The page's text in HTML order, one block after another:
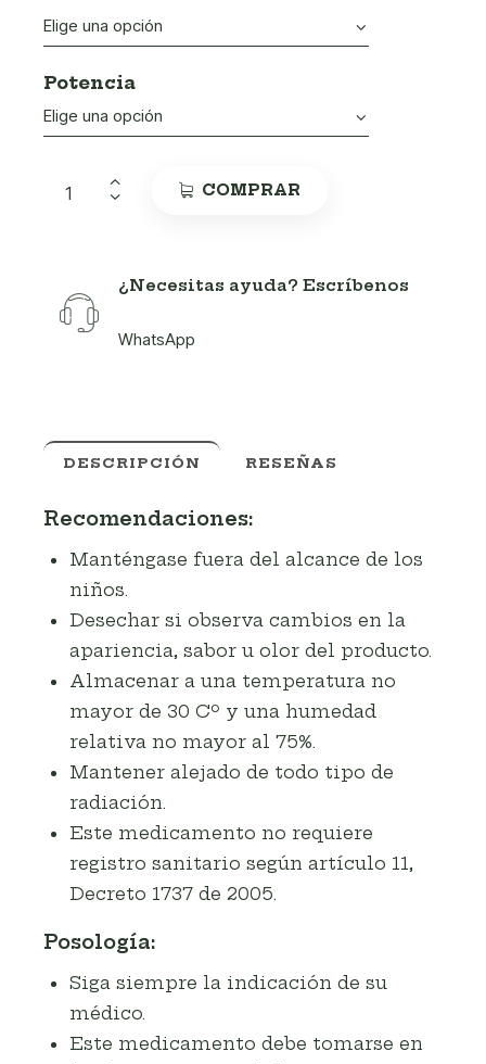
Potencia
COMPRAR
¿Necesitas ayuda? Escríbenos
WhatsApp
DESCRIPCIÓN RESEÑAS
Recomendaciones:
Manténgase fuera del alcance de los
niños.
Desechar si observa cambios en la
apariencia, sabor u olor del producto.
Almacenar a una temperatura no
mayor de 30 Cº y una humedad
relativa no mayor al 75%.
Mantener alejado de todo tipo de
radiación.
Este medicamento no requiere
registro sanitario según artículo 11,
Decreto 1737 de 2005.
Posología:
Siga siempre la indicación de su
médico.
Este medicamento debe tomarse en